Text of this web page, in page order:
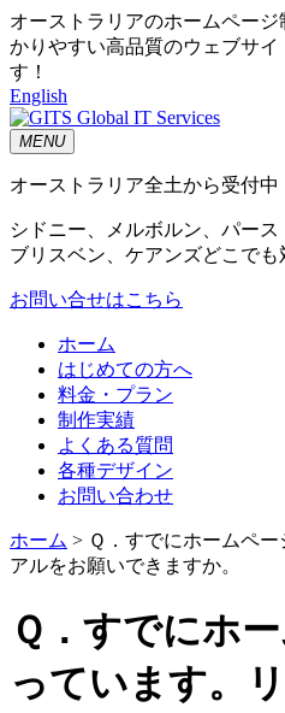
オーストラリアのホームペー
かりやすい高品質のウェブサイ
す！
English
MENU
オーストラリア全土から受付中
シドニー、メルボルン、パース
ブリスベン、ケアンズどこでも
お問い合せはこちら
ホーム
はじめての方へ
料金・プラン
制作実績
よくある質問
各種デザイン
お問い合わせ
ホーム > Ｑ．すでにホームペ
アルをお願いできますか。
Ｑ．すでにホ
っています。